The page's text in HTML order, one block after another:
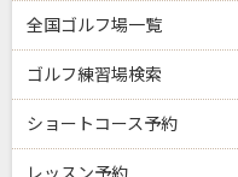
全国ゴルフ場一覧
ゴルフ練習場検索
ショートコース予約
レッスン予約